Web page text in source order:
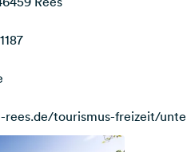
tourismus-freizeit/